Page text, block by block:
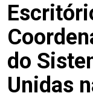
do
Unidas